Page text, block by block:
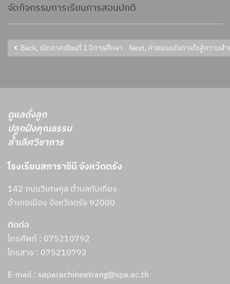
จัดกิจกรรมการเรียนการสอนปกติ
Back, เปิดภาคเรียนที่ 1 ปีการศึกษา 2569Next, ค่ายแรงบันดาลใจสู่ความสำ
ดูแลดั่งลูก
ปลูกฝังคุณธรรม
ล้ำเลิศวิชาการ
โรงเรียนสภาราชินี จังหวัดตรัง
142 ถนนวิเศษกุล ตำบลทับเที่ยง
อำเภอเมือง จังหวัดตรัง 92000
ติดต่อ
โทรศัพท์ : 075210792
โทรสาร : 075210792
E-mail : saparachineetrang@spa.ac.th